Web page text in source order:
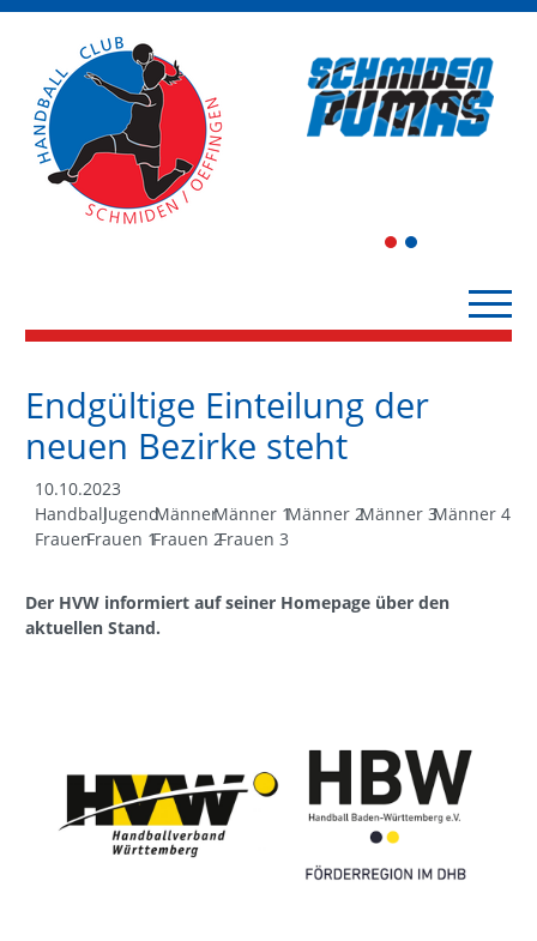
1 2
Endgültige Einteilung der
neuen Bezirke steht
10.10.2023
HandballJugendMännerMänner 1Männer 2Männer 3Männer 4
FrauenFrauen 1Frauen 2Frauen 3
Der HVW informiert auf seiner Homepage über den
aktuellen Stand.